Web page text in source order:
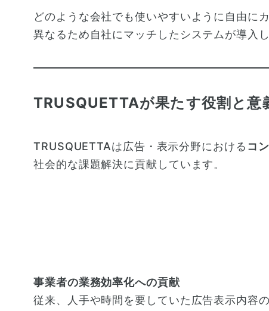
どのような会社でも使いやすいように自由に
異なるため自社にマッチしたシステムが導入
TRUSQUETTAが果たす役割と意
TRUSQUETTAは広告・表示分野における コ
社会的な課題解決に貢献しています。
事業者の業務効率化への貢献
従来、人手や時間を要していた広告表示内容